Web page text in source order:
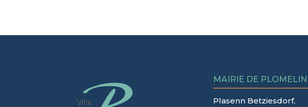
MAIRIE DE PLOMELIN
Plasenn Betziesdorf,